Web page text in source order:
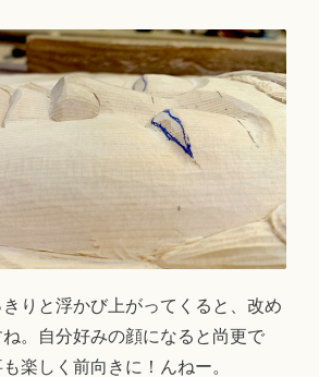
りと浮かび上がってくると、改め
。自分好みの顔になると尚更で
楽しく前向きに！んねー。